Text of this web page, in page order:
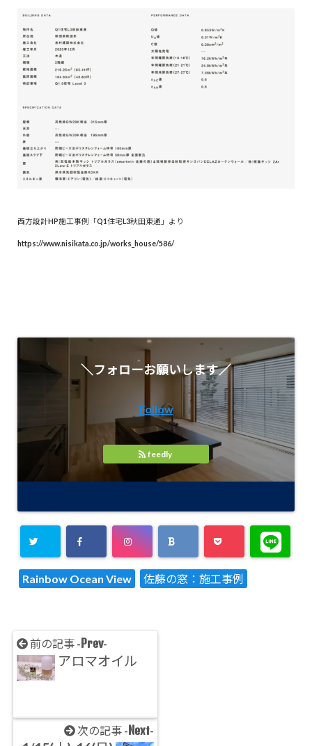
西方設計HP施工事例「Q1住宅L3秋田東通」より
https://www.nisikata.co.jp/works_house/586/
＼フォローお願いします／
Follow
feedly
Rainbow Ocean View 佐藤の窓：施工事例
前の記事 -Prev-
アロマオイル
次の記事 -Next-